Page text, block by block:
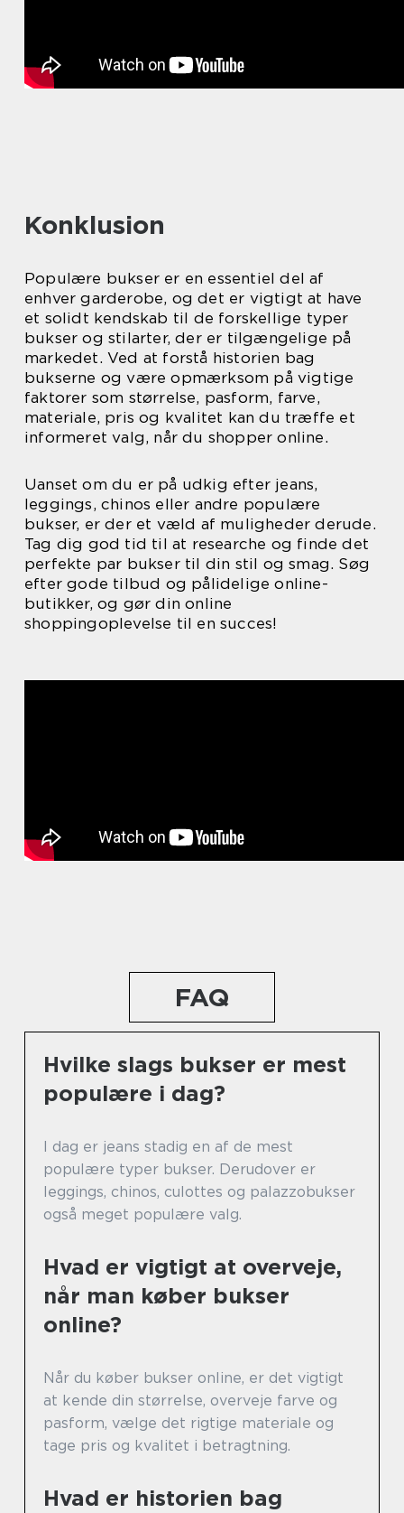
Konklusion
Populære bukser er en essentiel del af
enhver garderobe, og det er vigtigt at have
et solidt kendskab til de forskellige typer
bukser og stilarter, der er tilgængelige på
markedet. Ved at forstå historien bag
bukserne og være opmærksom på vigtige
faktorer som størrelse, pasform, farve,
materiale, pris og kvalitet kan du træffe et
informeret valg, når du shopper online.
Uanset om du er på udkig efter jeans,
leggings, chinos eller andre populære
bukser, er der et væld af muligheder derude.
Tag dig god tid til at researche og finde det
perfekte par bukser til din stil og smag. Søg
efter gode tilbud og pålidelige online-
butikker, og gør din online
shoppingoplevelse til en succes!
FAQ
Hvilke slags bukser er mest
populære i dag?
I dag er jeans stadig en af de mest
populære typer bukser. Derudover er
leggings, chinos, culottes og palazzobukser
også meget populære valg.
Hvad er vigtigt at overveje,
når man køber bukser
online?
Når du køber bukser online, er det vigtigt
at kende din størrelse, overveje farve og
pasform, vælge det rigtige materiale og
tage pris og kvalitet i betragtning.
Hvad er historien bag